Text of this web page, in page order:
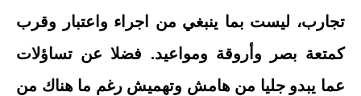
تجارب، ليست بما ينبغي من اجراء واعتبار وقرب
كمتعة بصر وأروقة ومواعيد. فضلا عن تساؤلات
عما يبدو جليا من هامش وتهميش رغم ما هناك من